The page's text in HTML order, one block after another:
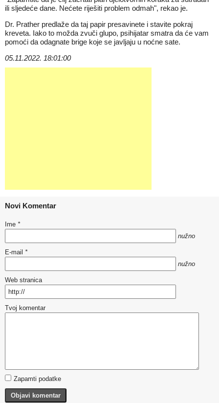
ili sljedeće dane. Nećete riješiti problem odmah", rekao je.
Dr. Prather predlaže da taj papir presavinete i stavite pokraj
kreveta. Iako to možda zvuči glupo, psihijatar smatra da će vam
pomoći da odagnate brige koje se javljaju u noćne sate.
05.11.2022. 18:01:00
Novi Komentar
Ime *
nužno
E-mail *
nužno
Web stranica
Tvoj komentar
Zapamti podatke
Objavi komentar